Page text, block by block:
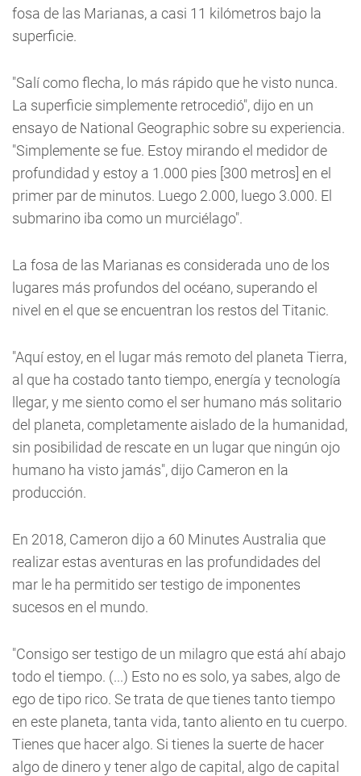
fosa de las Marianas, a casi 11 kilómetros bajo la
superficie.
"Salí como flecha, lo más rápido que he visto nunca.
La superficie simplemente retrocedió", dijo en un
ensayo de National Geographic sobre su experiencia.
"Simplemente se fue. Estoy mirando el medidor de
profundidad y estoy a 1.000 pies [300 metros] en el
primer par de minutos. Luego 2.000, luego 3.000. El
submarino iba como un murciélago".
La fosa de las Marianas es considerada uno de los
lugares más profundos del océano, superando el
nivel en el que se encuentran los restos del Titanic.
"Aquí estoy, en el lugar más remoto del planeta Tierra,
al que ha costado tanto tiempo, energía y tecnología
llegar, y me siento como el ser humano más solitario
del planeta, completamente aislado de la humanidad,
sin posibilidad de rescate en un lugar que ningún ojo
humano ha visto jamás", dijo Cameron en la
producción.
En 2018, Cameron dijo a 60 Minutes Australia que
realizar estas aventuras en las profundidades del
mar le ha permitido ser testigo de imponentes
sucesos en el mundo.
"Consigo ser testigo de un milagro que está ahí abajo
todo el tiempo. (...) Esto no es solo, ya sabes, algo de
ego de tipo rico. Se trata de que tienes tanto tiempo
en este planeta, tanta vida, tanto aliento en tu cuerpo.
Tienes que hacer algo. Si tienes la suerte de hacer
algo de dinero y tener algo de capital, algo de capital